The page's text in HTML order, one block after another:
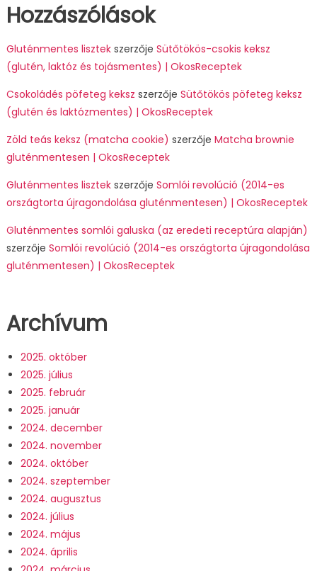
Hozzászólások
Gluténmentes lisztekszerzője Sütőtökös-csokis keksz
(glutén, laktóz és tojásmentes) | OkosReceptek
Csokoládés pöfeteg keksz szerzője Sütőtökös pöfeteg keksz
(glutén és laktózmentes) | OkosReceptek
Zöld teás keksz (matcha cookie) szerzője Matcha brownie
gluténmentesen | OkosReceptek
Gluténmentes lisztekszerzője Somlói revolúció (2014-es
országtorta újragondolása gluténmentesen) | OkosReceptek
Gluténmentes somlói galuska (az eredeti receptúra alapján)
szerzője Somlói revolúció (2014-es országtorta újragondolása
gluténmentesen) | OkosReceptek
Archívum
2025. október
2025. július
2025. február
2025. január
2024. december
2024. november
2024. október
2024. szeptember
2024. augusztus
2024. július
2024. május
2024. április